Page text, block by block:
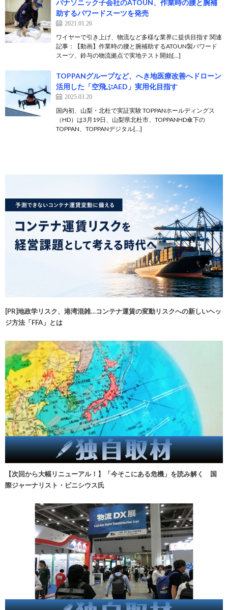
パナソニック子会社のATOUN、作業時の腰と腕補
助するパワードスーツを発売
2021.01.26
ワイヤーで引き上げ、物流など多様な業界に提供目指す 関連
記事：【動画】作業時の腰と腕補助するATOUN製パワード
スーツ、鈴与の物流拠点で実地テスト開始[…]
TOPPANグループなど、へき地医療改善へドローン
活用した「空飛ぶAED」実用化目指す
2025.03.20
国内初、山梨・北杜で実証実験 TOPPANホールディングス
（HD）は3月19日、山梨県北杜市、TOPPANHD傘下の
TOPPAN、TOPPANデジタル[…]
[PR]地政学リスク、港湾混雑…コンテナ運賃の変動リスクへの新しいヘッ
ジ方法「FFA」とは
【次回から大幅リニューアル！】「今そこにある危機」を読み解く 国
際ジャーナリスト・ビニシウス氏